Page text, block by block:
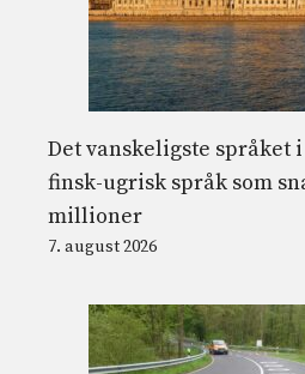
Det vanskeligste språket
finsk-ugrisk språk som
millioner
7. august 2026